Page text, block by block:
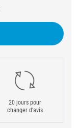
20 jours pour
changer d'avis